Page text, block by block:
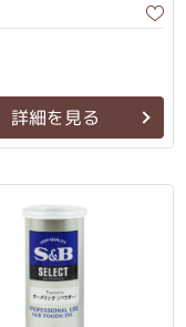
詳細を見る